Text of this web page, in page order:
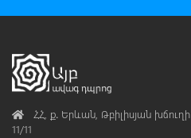
AddressՀՀ, ք․ Երևան, Թբիլիսյան խճուղի
11/11